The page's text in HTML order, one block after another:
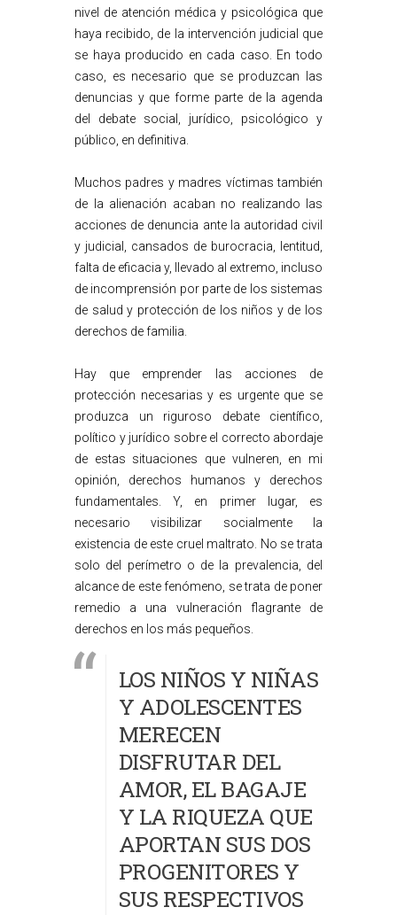
nivel de atención médica y psicológica que
haya recibido, de la intervención judicial que
se haya producido en cada caso. En todo
caso, es necesario que se produzcan las
denuncias y que forme parte de la agenda
del debate social, jurídico, psicológico y
público, en definitiva.
Muchos padres y madres víctimas también
de la alienación acaban no realizando las
acciones de denuncia ante la autoridad civil
y judicial, cansados de burocracia, lentitud,
falta de eficacia y, llevado al extremo, incluso
de incomprensión por parte de los sistemas
de salud y protección de los niños y de los
derechos de familia.
Hay que emprender las acciones de
protección necesarias y es urgente que se
produzca un riguroso debate científico,
político y jurídico sobre el correcto abordaje
de estas situaciones que vulneren, en mi
opinión, derechos humanos y derechos
fundamentales. Y, en primer lugar, es
necesario visibilizar socialmente la
existencia de este cruel maltrato. No se trata
solo del perímetro o de la prevalencia, del
alcance de este fenómeno, se trata de poner
remedio a una vulneración flagrante de
derechos en los más pequeños.
LOS NIÑOS Y NIÑAS
Y ADOLESCENTES
MERECEN
DISFRUTAR DEL
AMOR, EL BAGAJE
Y LA RIQUEZA QUE
APORTAN SUS DOS
PROGENITORES Y
SUS RESPECTIVOS